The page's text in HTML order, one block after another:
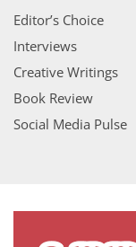
Editor’s Choice
Interviews
Creative Writings
Book Review
Social Media Pulse